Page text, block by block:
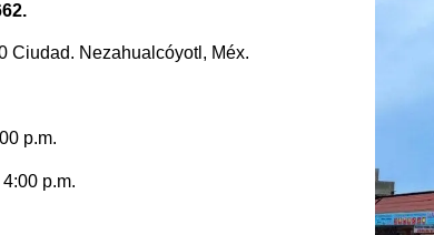
Ciudad. Nezahualcóyotl, Méx.
p.m.
p.m.